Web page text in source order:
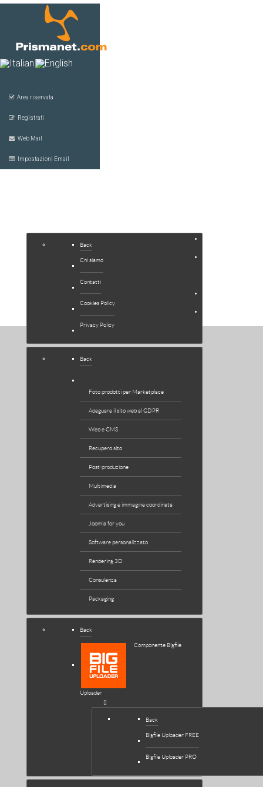
Area riservata
Registrati
Web Mail
Impostazioni Email
Back
Chi siamo
Contatti
Cookies Policy
Privacy Policy
Back
Foto prodotti per Marketplace
Adeguare il sito web al GDPR
Web e CMS
Recupero sito
Post-produzione
Multimedia
Advertising e immagine coordinata
Joomla for you
Software personalizzato
Rendering 3D
Consulenza
Packaging
Back
Componente Bigfile
Uploader
Back
Bigfile Uploader FREE
Bigfile Uploader PRO